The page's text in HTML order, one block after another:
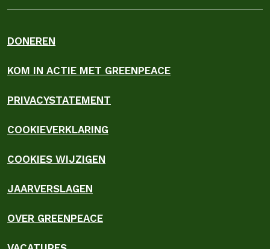
DONEREN
KOM IN ACTIE MET GREENPEACE
PRIVACYSTATEMENT
COOKIEVERKLARING
COOKIES WIJZIGEN
JAARVERSLAGEN
OVER GREENPEACE